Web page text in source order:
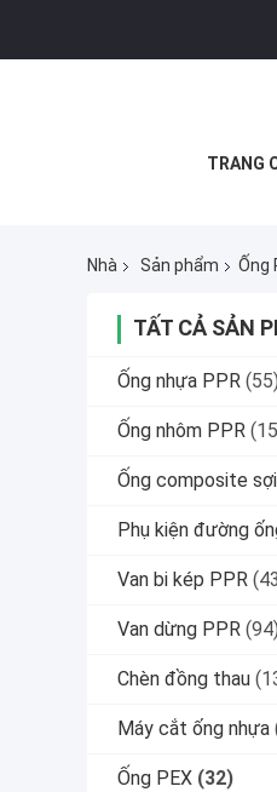
TRANG
Nhà Sản phẩm Ống
TẤT CẢ SẢN
Ống nhựa PPR (55)
Ống nhôm PPR
Ống composite
Phụ kiện đường
Van bi kép PPR
Van dừng PPR (94)
Chèn đồng thau
Máy cắt ống nhựa
Ống PEX (32)